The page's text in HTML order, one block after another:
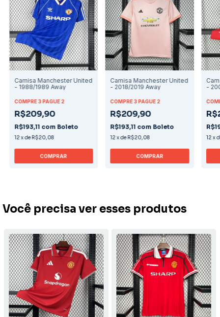
Camisa Manchester United
- 1988/1989 Away
COMPRE 3 PAGUE 2
R$209,90
R$193,11 com Boleto
12xdeR$20,08
COMPRAR
Camisa Manchester United
- 2018/2019 Away
COMPRE 3 PAGUE 2
R$209,90
R$193,11 com Boleto
12xdeR$20,08
COMPRAR
-
12 x
Você precisa ver esses produtos